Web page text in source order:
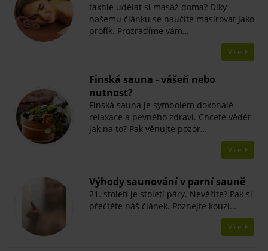
takhle udělat si masáž doma? Díky
našemu článku se naučíte masírovat jako
profík. Prozradíme vám…
Více
Finská sauna - vášeň nebo
nutnost?
Finská sauna je symbolem dokonalé
relaxace a pevného zdraví. Chcete vědět
jak na to? Pak věnujte pozor…
Více
Výhody saunování v parní sauně
21. století je století páry. Nevěříte? Pak si
přečtěte náš článek. Poznejte kouzl…
Více